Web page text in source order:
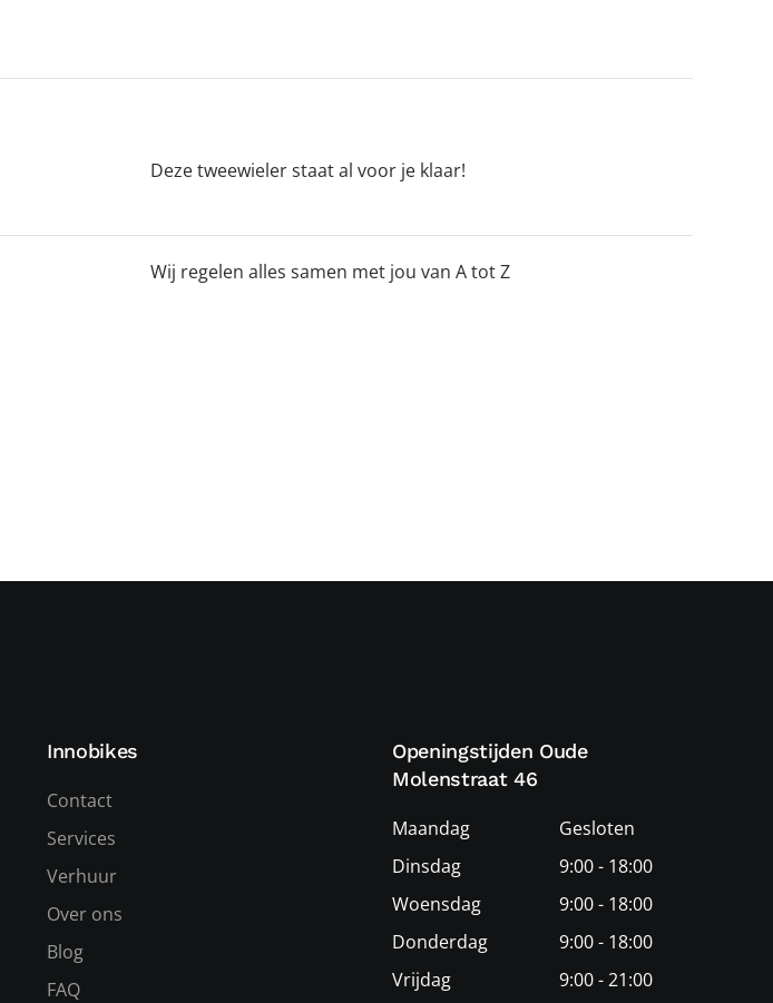
Deze tweewieler staat al voor je klaar!
Wij regelen alles samen met jou van A tot Z
Innobikes
Contact
Services
Verhuur
Over ons
Blog
FAQ
Openingstijden Oude
Molenstraat 46
Maandag
Gesloten
Dinsdag
9:00 - 18:00
Woensdag
9:00 - 18:00
Donderdag
9:00 - 18:00
Vrijdag
9:00 - 21:00